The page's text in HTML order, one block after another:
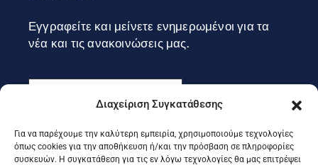
Διαχείριση Συγκατάθεσης
Για να παρέχουμε την καλύτερη εμπειρία, χρησιμοποιούμε τεχνολογίες
όπως cookies για την αποθήκευση ή/και την πρόσβαση σε πληροφορίες
συσκευών. Η συγκατάθεση για τις εν λόγω τεχνολογίες θα μας επιτρέψει
Εγγραφείτε και μείνετε ενημερωμένοι για τα
νέα και τις ανακοινώσεις μας.
Εγγραφή